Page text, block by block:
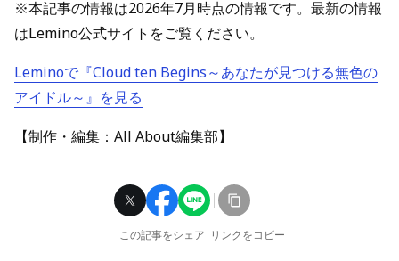
※本記事の情報は2026年7月時点の情報です。最新の情報
はLemino公式サイトをご覧ください。
Leminoで『Cloud ten Begins～あなたが見つける無色の
アイドル～』を見る
【制作・編集：All About編集部】
この記事をシェア リンクをコピー